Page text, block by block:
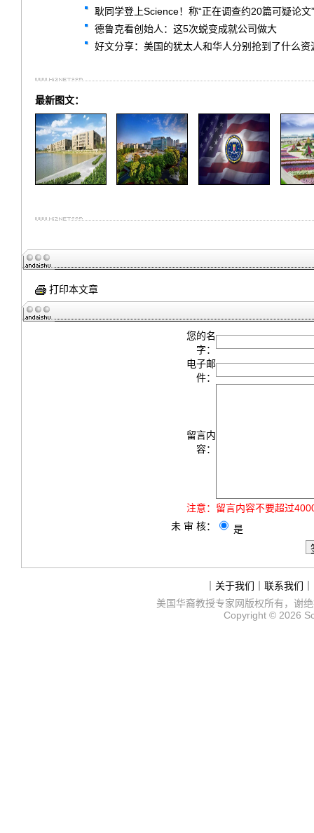
耿同学登上Science！称“正在调查约20篇可疑论文”
德鲁克看创始人：这5次蜕变成就公司做大
好文分享：美国的犹太人和华人分别抢到了什么资
最新图文：
打印本文章
您的名
字：
电子邮
件：
留言内
容：
注意： 留言内容不要超过
未 审 核：
是
关于我们 联系我们
美国华裔教授专家网版权所有，谢
Copyright © 2026